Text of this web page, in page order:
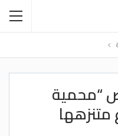
“محمية